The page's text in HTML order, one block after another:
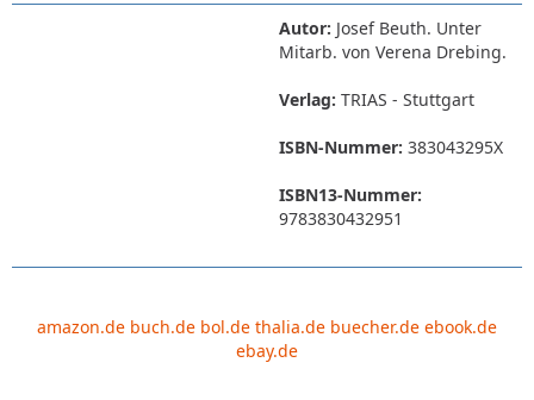
Autor: Josef Beuth. Unter
Mitarb. von Verena Drebing.
Verlag: TRIAS - Stuttgart
ISBN-Nummer: 383043295X
ISBN13-Nummer:
9783830432951
amazon.de buch.de bol.de thalia.de buecher.de ebook.de
ebay.de